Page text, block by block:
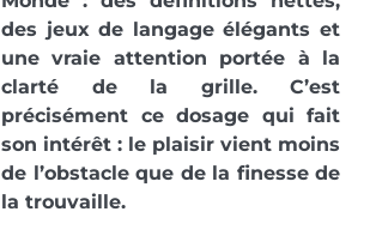
des jeux de langage élégants et
une vraie attention portée à la
clarté de la grille. C’est
précisément ce dosage qui fait
son intérêt : le plaisir vient moins
de l’obstacle que de la finesse de
la trouvaille.